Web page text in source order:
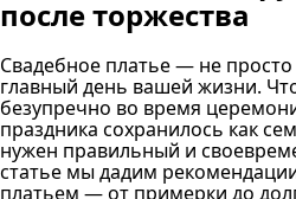
после торжества
Свадебное платье — не
главный день вашей жизни.
безупречно во время
праздника сохранилось как
нужен правильный и
статье мы дадим
платьем — от примерки до